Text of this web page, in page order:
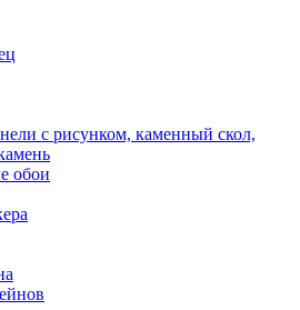
с рисунком, каменный скол,
обои